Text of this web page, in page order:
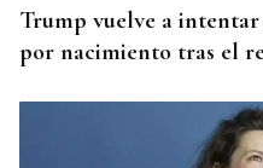
Trump vuelve a
por nacimiento tras el